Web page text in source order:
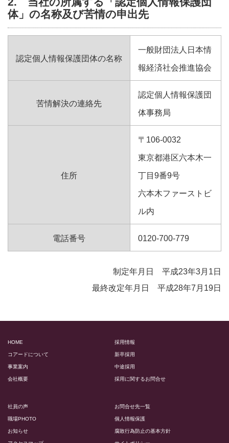
体」の名称及び苦情の申出先
認定個人情報保護団体の名称
一般財団法人日本情
報経済社会推進協会
苦情解決の連絡先
認定個人情報保護団
体事務局
住所
〒106-0032
東京都港区六本木一
丁目9番9号
六本木ファーストビ
ル内
電話番号 0120-700-779
制定年月日 平成23年3月1日
最終改定年月日 平成28年7月19日
HOME
コアードについて
事業案内
会社概要
採用情報
新卒採用
中途採用
採用に関するお問合せ
社員の声
職場PHOTO
お知らせ
お問合せ先一覧
個人情報保護
腐敗行為防止の基本方針